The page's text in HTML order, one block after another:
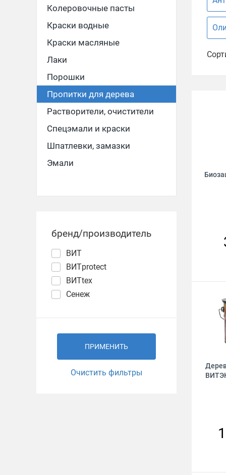
Колеровочные пасты
Краски водные
Краски масляные
Лаки
Порошки
Пропитки для дерева
Растворители, очистители
Спецэмали и краски
Шпатлевки, замазки
Эмали
бренд/производитель
ВИТ
ВИТprotect
ВИТtex
Сенеж
ПРИМЕНИТЬ
Очистить фильтры